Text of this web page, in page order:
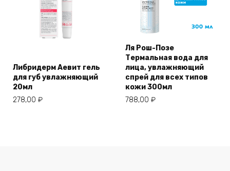
Либридерм Аевит гель
для губ увлажняющий
20мл
278,00 ₽
Ля Рош-Позе
Термальная вода для
лица, увлажняющий
спрей для всех типов
кожи 300мл
788,00 ₽